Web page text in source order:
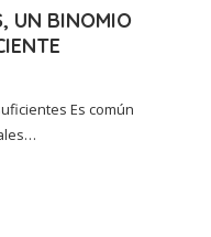
UN BINOMIO
Es común